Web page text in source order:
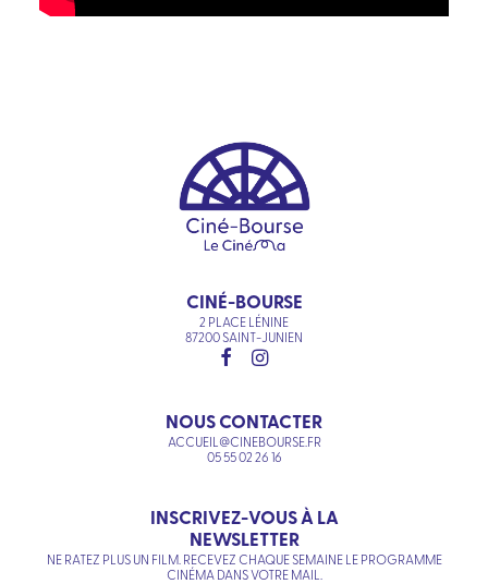
CINÉ-BOURSE
2 PLACE LÉNINE
87200 SAINT-JUNIEN
NOUS CONTACTER
ACCUEIL@CINEBOURSE.FR
05 55 02 26 16
INSCRIVEZ-VOUS À LA
NEWSLETTER
NE RATEZ PLUS UN FILM. RECEVEZ CHAQUE SEMAINE LE PROGRAMME
CINÉMA DANS VOTRE MAIL.